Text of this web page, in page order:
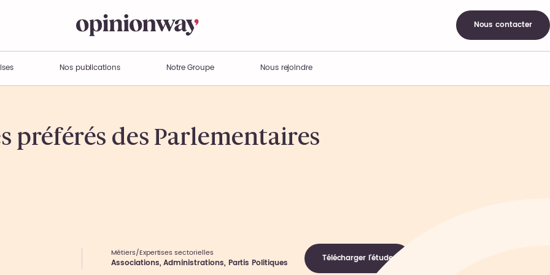
Nous contacter
Nos publications Notre Groupe Nous rejoindre
des Parlementaires
Métiers/Expertises sectorielles
Associations, Administrations, Partis Politiques Télécharger l'étude